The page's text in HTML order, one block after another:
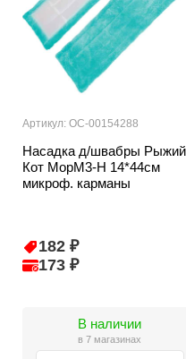
Артикул: ОС-00154288
Насадка д/швабры Рыжий
Кот MopM3-H 14*44см
микроф. карманы
182 ₽
173 ₽
В наличии
в 7 магазинах